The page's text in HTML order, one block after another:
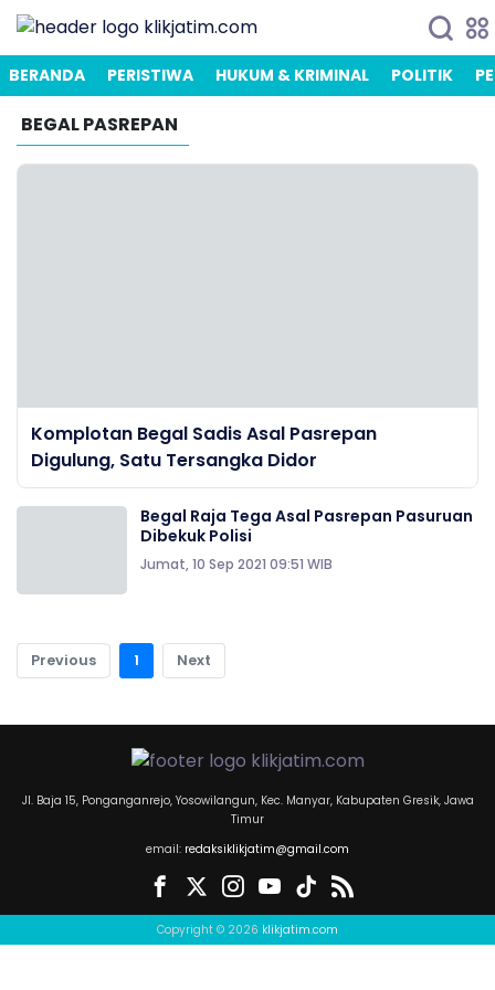
BERANDA PERISTIWA HUKUM & KRIMINAL POLITIK
BEGAL PASREPAN
Komplotan Begal Sadis Asal Pasrepan
Digulung, Satu Tersangka Didor
Begal Raja Tega Asal Pasrepan Pasuruan
Dibekuk Polisi
Jumat, 10 Sep 2021 09:51 WIB
Previous 1 Next
Jl. Baja 15, Ponganganrejo, Yosowilangun, Kec. Manyar, Kabupaten Gresik, Jawa
Timur
email: redaksiklikjatim@gmail.com
Copyright © 2026 klikjatim.com